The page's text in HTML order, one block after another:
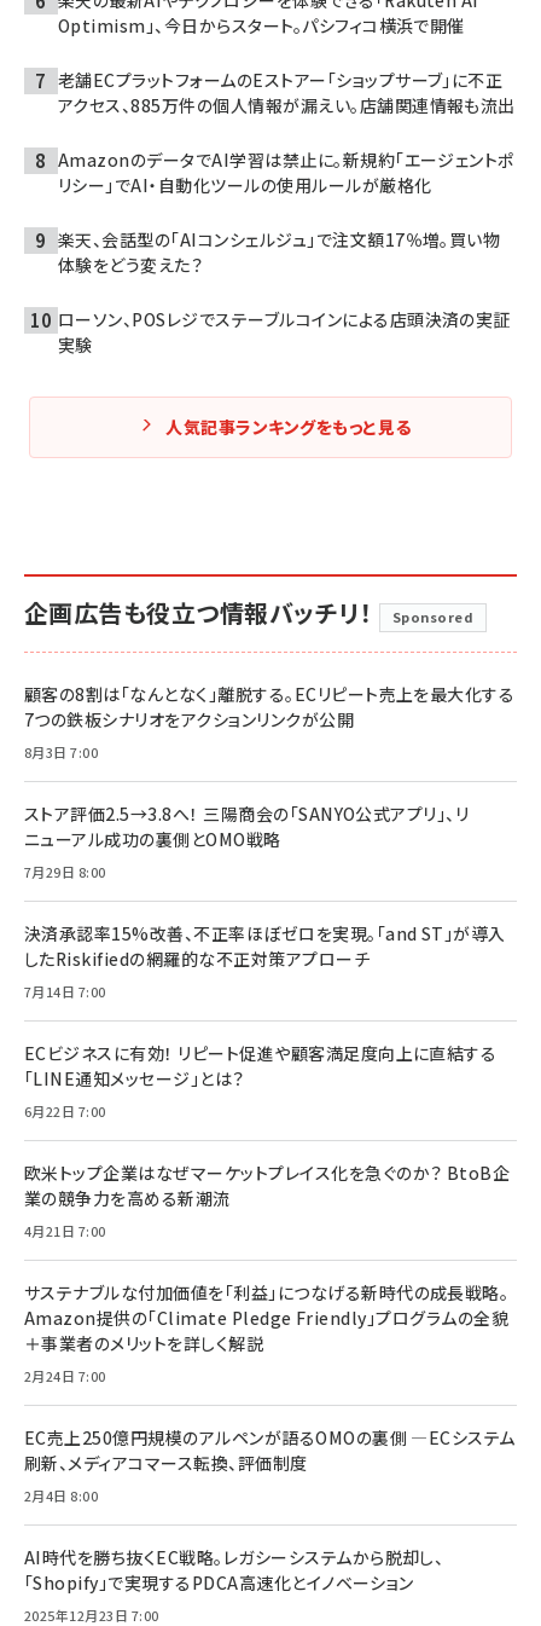
Optimism」、今日からスタート。パシフィコ横浜で開催
老舗ECプラットフォームのEストアー「ショップサーブ」に不正
アクセス、885万件の個人情報が漏えい。店舗関連情報も流出
AmazonのデータでAI学習は禁止に。新規約「エージェントポ
リシー」でAI・自動化ツールの使用ルールが厳格化
楽天、会話型の「AIコンシェルジュ」で注文額17％増。買い物
体験をどう変えた？
ローソン、POSレジでステーブルコインによる店頭決済の実証
実験
人気記事ランキングをもっと見る
企画広告も役立つ情報バッチリ！ Sponsored
顧客の8割は「なんとなく」離脱する。ECリピート売上を最大化する
7つの鉄板シナリオをアクションリンクが公開
8月3日 7:00
ストア評価2.5→3.8へ！ 三陽商会の「SANYO公式アプリ」、リ
ニューアル成功の裏側とOMO戦略
7月29日 8:00
決済承認率15%改善、不正率ほぼゼロを実現。「and ST」が導入
したRiskifiedの網羅的な不正対策アプローチ
7月14日 7:00
ECビジネスに有効！ リピート促進や顧客満足度向上に直結する
「LINE通知メッセージ」とは？
6月22日 7:00
欧米トップ企業はなぜマーケットプレイス化を急ぐのか？ BtoB企
業の競争力を高める新潮流
4月21日 7:00
サステナブルな付加価値を「利益」につなげる新時代の成長戦略。
Amazon提供の「Climate Pledge Friendly」プログラムの全貌
＋事業者のメリットを詳しく解説
2月24日 7:00
EC売上250億円規模のアルペンが語るOMOの裏側 ―ECシステム
刷新、メディアコマース転換、評価制度
2月4日 8:00
AI時代を勝ち抜くEC戦略。レガシーシステムから脱却し、
「Shopify」で実現するPDCA高速化とイノベーション
2025年12月23日 7:00